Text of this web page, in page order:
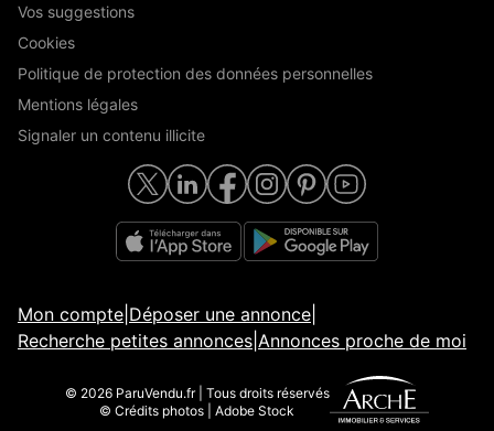
Vos suggestions
Cookies
Politique de protection des données personnelles
Mentions légales
Signaler un contenu illicite
Mon compte Déposer une annonce
Recherche petites annonces Annonces proche de moi
© 2026 ParuVendu.fr | Tous droits réservés
© Crédits photos | Adobe Stock